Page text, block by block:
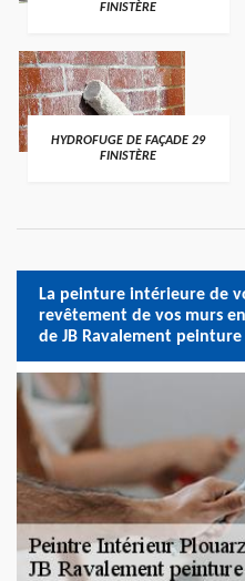
FINISTÈRE
HYDROFUGE DE FAÇADE 29
FINISTÈRE
La peinture intérieure de
revêtement de vos murs
de JB Ravalement peinture